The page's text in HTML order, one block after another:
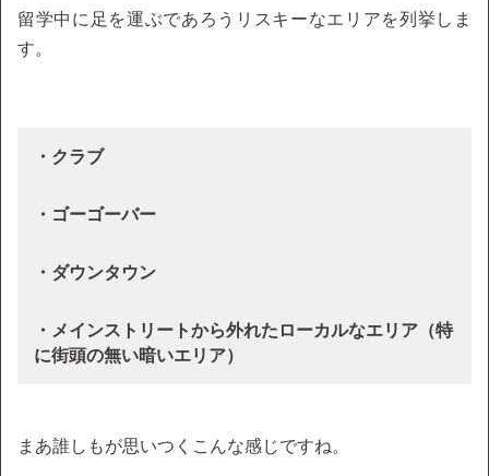
留学中に足を運ぶであろうリスキーなエリアを列挙しま
す。
・クラブ
・ゴーゴーバー
・ダウンタウン
・メインストリートから外れたローカルなエリア（特
に街頭の無い暗いエリア）
まあ誰しもが思いつくこんな感じですね。